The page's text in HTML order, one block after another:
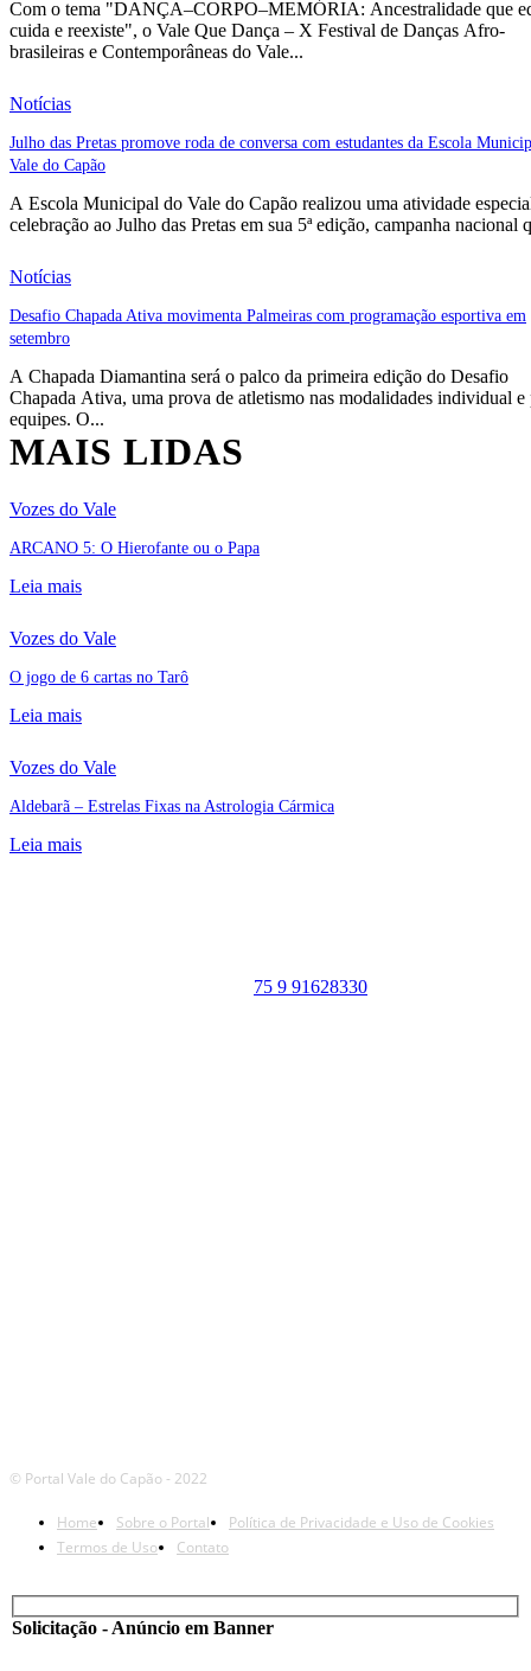
Com o tema "DANÇA–CORPO–MEMÓRIA: Ancestralidade que
cuida e reexiste", o Vale Que Dança – X Festival de Danças Afro-
brasileiras e Contemporâneas do Vale...
Notícias
Julho das Pretas promove roda de conversa com estudantes da Escola
Vale do Capão
A Escola Municipal do Vale do Capão realizou uma atividade
celebração ao Julho das Pretas em sua 5ª edição, campanha nacional
Notícias
Desafio Chapada Ativa movimenta Palmeiras com programação esportiva em
setembro
A Chapada Diamantina será o palco da primeira edição do Desafio
Chapada Ativa, uma prova de atletismo nas modalidades individual e
equipes. O...
MAIS LIDAS
Vozes do Vale
ARCANO 5: O Hierofante ou o Papa
Leia mais
Vozes do Vale
O jogo de 6 cartas no Tarô
Leia mais
Vozes do Vale
Aldebarã – Estrelas Fixas na Astrologia Cármica
Leia mais
75 9 91628330
© Portal Vale do Capão - 2022
Home Sobre o Portal
Política de Privacidade e Uso de Cookies
Termos de Uso
Contato
Solicitação - Anúncio em Banner